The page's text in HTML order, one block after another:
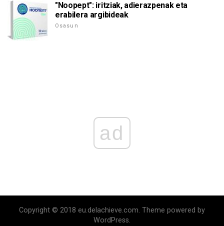
"Noopept": iritziak, adierazpenak eta
erabilera argibideak
Osasun
ad
Copyright © 2018 eu.delachieve.com. Theme powered by
WordPress.